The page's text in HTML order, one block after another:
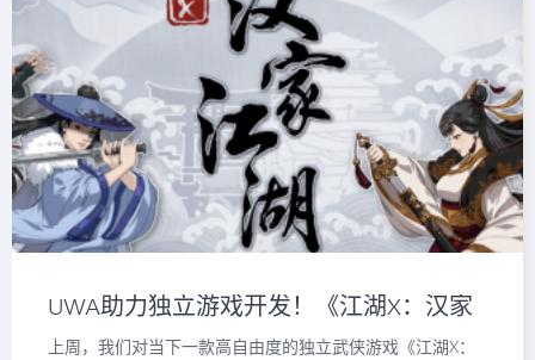
UWA助力独立游戏开发！《江湖X：汉家
江湖》性能诊断精讲！
上周，我们对当下一款高自由度的独立武侠游戏《江湖X：